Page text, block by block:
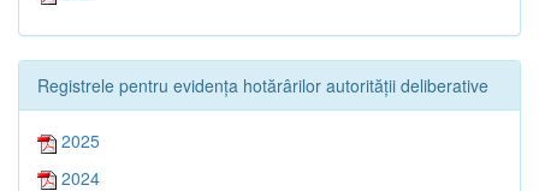
Registrele pentru evidența hotărârilor autorității deliberative
2025
2024